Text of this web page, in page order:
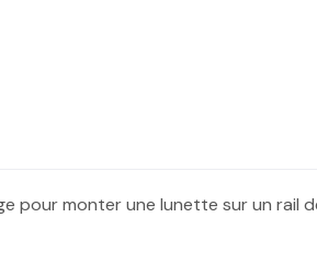
pour monter une lunette sur un rail